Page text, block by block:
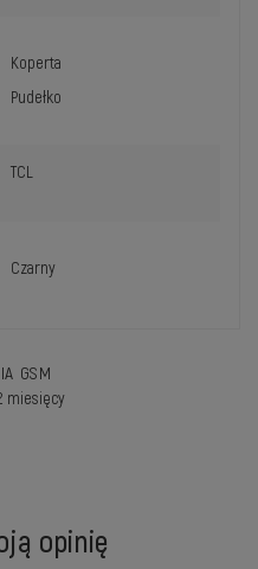
Koperta
Pudełko
TCL
Czarny
GSM
miesięcy
opinię